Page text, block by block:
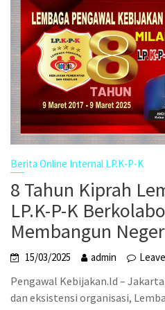
Berita Online Internal LP.K-P-K
8 Tahun Kiprah
LP.K-P-K
Membangun
15/03/2025 admin
Pengawal Kebijakan.Id –
dan eksistensi organisasi,